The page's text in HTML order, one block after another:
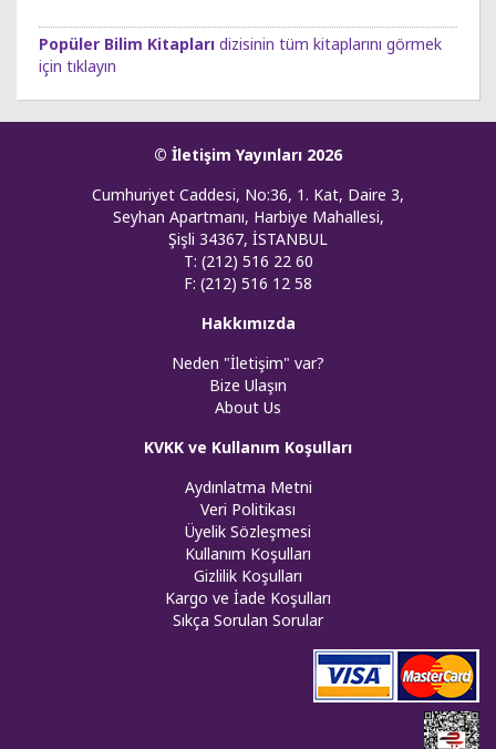
Popüler Bilim Kitapları dizisinin tüm kitaplarını görmek
için tıklayın
© İletişim Yayınları 2026
Cumhuriyet Caddesi, No:36, 1. Kat, Daire 3,
Seyhan Apartmanı, Harbiye Mahallesi,
Şişli 34367, İSTANBUL
T: (212) 516 22 60
F: (212) 516 12 58
Hakkımızda
Neden "İletişim" var?
Bize Ulaşın
About Us
KVKK ve Kullanım Koşulları
Aydınlatma Metni
Veri Politikası
Üyelik Sözleşmesi
Kullanım Koşulları
Gizlilik Koşulları
Kargo ve İade Koşulları
Sıkça Sorulan Sorular